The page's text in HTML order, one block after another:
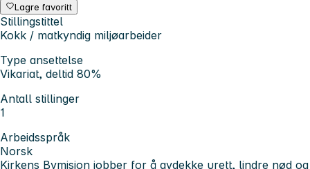
Lagre favoritt
Stillingstittel
Kokk / matkyndig miljøarbeider
Type ansettelse
Vikariat, deltid 80%
Antall stillinger
1
Arbeidsspråk
Norsk
Kirkens Bymisjon jobber for å avdekke urett, lindre nød og